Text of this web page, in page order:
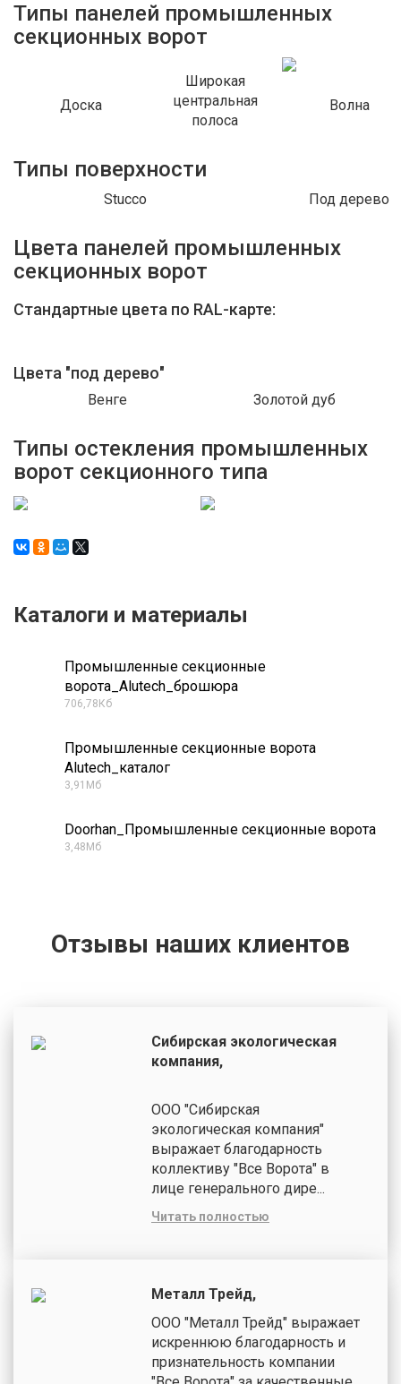
Типы панелей промышленных
секционных ворот
Доска
Широкая
центральная
полоса
Волна
Типы поверхности
Stucco Под дерево
Цвета панелей промышленных
секционных ворот
Стандартные цвета по RAL-карте:
Цвета "под дерево"
Венге Золотой дуб
Типы остекления промышленных
ворот секционного типа
Каталоги и материалы
Промышленные секционные
ворота_Alutech_брошюра
706,78Кб
Промышленные секционные ворота
Alutech_каталог
3,91Мб
Doorhan_Промышленные секционные ворота
3,48Мб
Отзывы наших клиентов
Сибирская экологическая
компания,
ООО "Сибирская
экологическая компания"
выражает благодарность
коллективу "Все Ворота" в
лице генерального дире...
Читать полностью
Металл Трейд,
ООО "Металл Трейд" выражает
искреннюю благодарность и
признательность компании